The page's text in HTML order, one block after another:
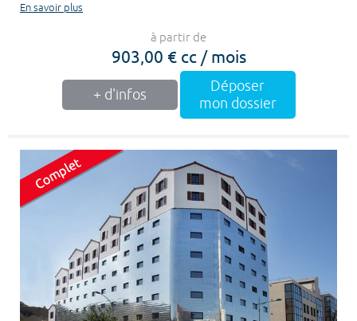
En savoir plus
à partir de
903,00 € cc / mois
+ d'infos
Déposer
mon dossier